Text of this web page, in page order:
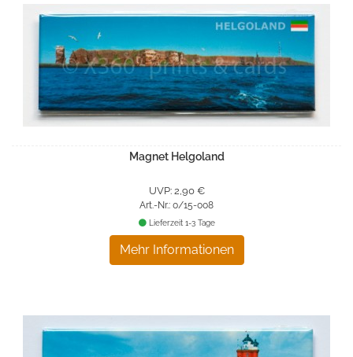
Magnet Helgoland
UVP: 2,90 €
Art.-Nr.: 0/15-008
Mehr Informationen
Lieferzeit 1-3 Tage